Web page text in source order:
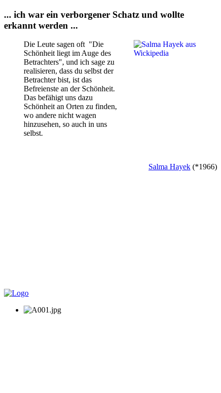
... ich war ein verborgener Schatz und wollte
erkannt werden ...
Die Leute sagen oft "Die
Schönheit liegt im Auge des
Betrachters", und ich sage zu
realisieren, dass du selbst der
Betrachter bist, ist das
Befreienste an der Schönheit.
Das befähigt uns dazu
Schönheit an Orten zu finden,
wo andere nicht wagen
hinzusehen, so auch in uns
selbst.
Salma Hayek (*1966)